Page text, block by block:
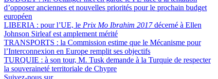
d’opposer anciennes et nouvelles priorités pour le prochain budget
européen
LIBERIA : pour l’UE, le Prix Mo Ibrahim 2017décerné à Ellen
Johnson Sirleaf est amplement mérité
TRANSPORTS : la Commission estime que le Mécanisme pour
l’Interconnexion en Europe remplit ses objectifs
TURQUIE : à son tour, M. Tusk demande à la Turquie de respecter
la souveraineté territoriale de Chypre
Suivez-nous sur